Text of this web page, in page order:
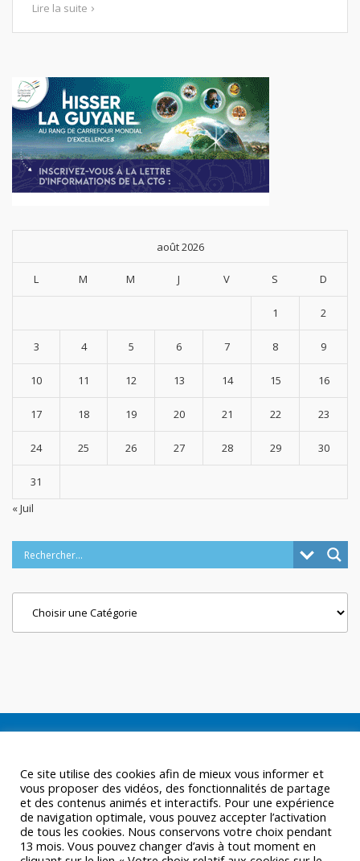
Lire la suite
août 2026
L M M J V S D
1 2
3 4 5 6 7 8 9
10 11 12 13 14 15 16
17 18 19 20 21 22 23
24 25 26 27 28 29 30
31
« Juil
Ce site utilise des cookies afin de mieux vous informer et
vous proposer des vidéos, des fonctionnalités de partage
et des contenus animés et interactifs. Pour une expérience
de navigation optimale, vous pouvez accepter l’activation
de tous les cookies. Nous conservons votre choix pendant
13 mois. Vous pouvez changer d’avis à tout moment en